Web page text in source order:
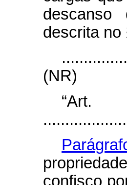
descanso
descrita no
(NR)
confisco